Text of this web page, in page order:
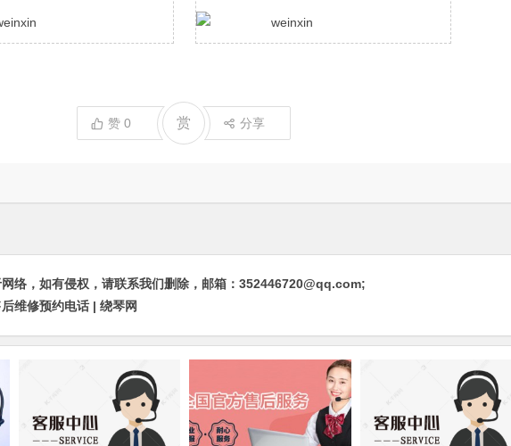
赞 0 赏 分享
络，如有侵权，请联系我们删除，邮箱：352446720@qq.com;
维修预约电话 | 绕琴网